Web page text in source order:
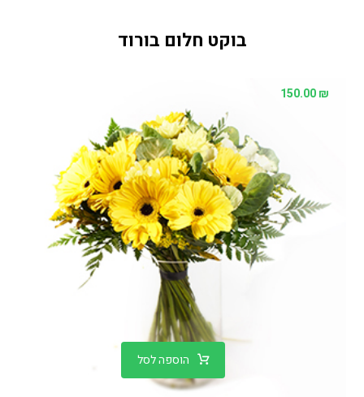
בוקט חלום בורוד
150.00₪
הוספה לסל